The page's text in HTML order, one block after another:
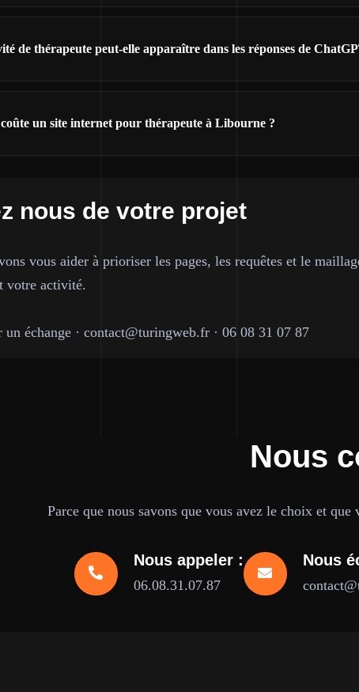
de thérapeute peut-elle apparaître dans les réponses de
un site internet pour thérapeute à Libourne ?
nous de votre projet
vous aider à prioriser les pages, les requêtes et le
votre activité.
un échange · contact@turingweb.fr · 06 08 31 07 87
Nous
Parce que nous savons que vous avez le choix et
Nous appeler :
06.08.31.07.87
Nous